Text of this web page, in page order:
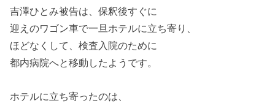
吉澤ひとみ被告は、保釈後すぐに
迎えのワゴン車で一旦ホテルに立ち寄り、
ほどなくして、検査入院のために
都内病院へと移動したようです。
ホテルに立ち寄ったのは、